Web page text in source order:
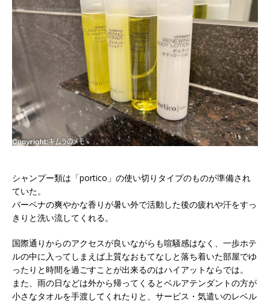
シャンプー類は「portico」の使い切りタイプのものが準備され
ていた。
バーベナの爽やかな香りが暑い外で活動した後の疲れや汗をすっ
きりと洗い流してくれる。
国際通りからのアクセスが良いながらも喧騒感はなく、一歩ホテ
ルの中に入ってしまえば上質なおもてなしと落ち着いた部屋でゆ
ったりと時間を過ごすことが出来るのはハイアットならでは。
また、雨の日などは外から帰ってくるとベルアテンダントの方が
小さなタオルを手渡してくれたりと、サービス・気遣いのレベル